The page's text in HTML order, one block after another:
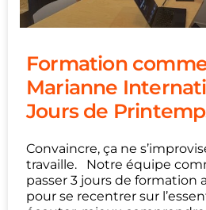
Formation
Marianne
Jours de
Convaincre, ça ne
travaille. Notre équipe
passer 3 jours de formation
pour se recentrer sur